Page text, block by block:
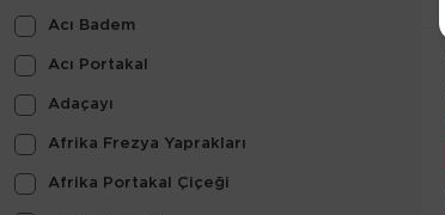
Acı Badem
Acı Portakal
Adaçayı
Afrika Frezya Yaprakları
Afrika Portakal Çiçeği